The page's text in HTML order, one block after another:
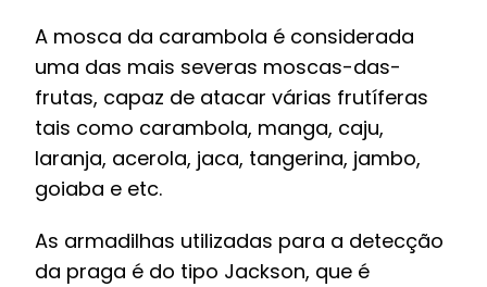
A mosca da carambola é considerada
uma das mais severas moscas-das-
frutas, capaz de atacar várias frutíferas
tais como carambola, manga, caju,
laranja, acerola, jaca, tangerina, jambo,
goiaba e etc.
As armadilhas utilizadas para a detecção
da praga é do tipo Jackson, que é